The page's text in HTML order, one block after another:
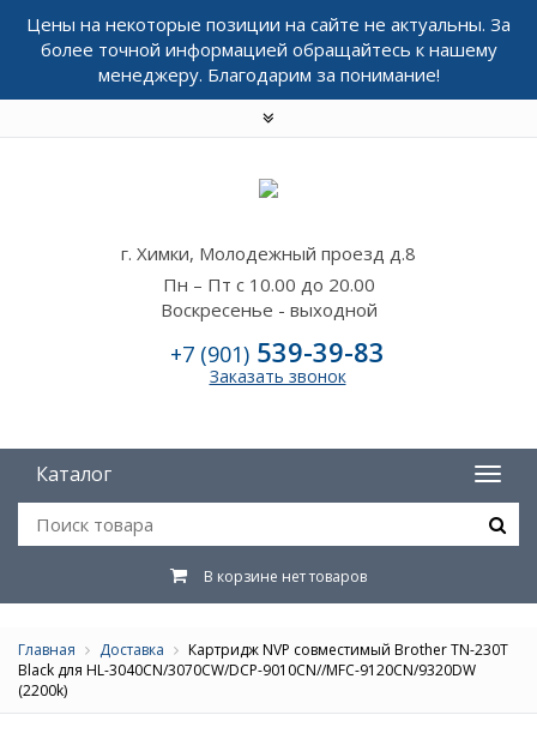
Цены на некоторые позиции на сайте не актуальны. За
более точной информацией обращайтесь к нашему
менеджеру. Благодарим за понимание!
г. Химки, Молодежный проезд д.8
Пн – Пт с 10.00 до 20.00
Воскресенье - выходной
+7 (901) 539-39-83
Заказать звонок
Каталог
В корзине нет товаров
Главная Доставка
Картридж NVP совместимый Brother TN-230T
Black для HL-3040CN/3070CW/DCP-9010CN//MFC-9120CN/9320DW
(2200k)